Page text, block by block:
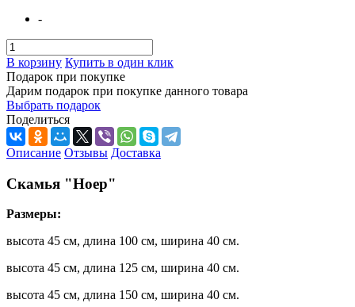
-
В корзину Купить в один клик
Подарок при покупке
Дарим подарок при покупке данного товара
Выбрать подарок
Поделиться
Описание Отзывы Доставка
Скамья "Ноер"
Размеры:
высота 45 см, длина 100 см, ширина 40 см.
высота 45 см, длина 125 см, ширина 40 см.
высота 45 см, длина 150 см, ширина 40 см.